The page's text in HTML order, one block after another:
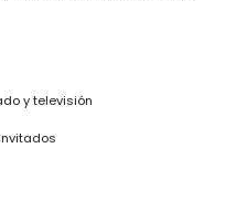
y televisión